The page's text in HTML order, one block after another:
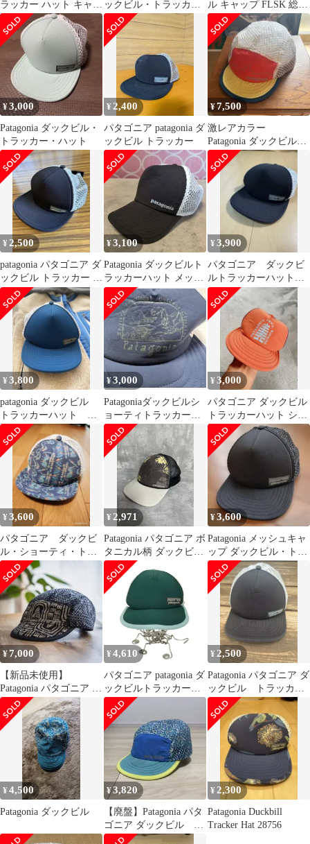
ラッカー ハット キャッ
プ
ックビル・トラッカ
ー・ハット
ル キャップ FLSK 総柄
激レア
¥3,000
Patagonia ダックビル・
トラッカー・ハット
¥ 2,400
パタゴニア patagonia ダ
ックビル トラッカー
¥7,500
激レアカラー
Patagonia ダックビルキ
ャップ パタゴニア
美品
¥2,500
patagonia パタゴニア ダ
ックビル トラッカー ハ
ット ブラック
¥3,100
Patagonia ダックビルト
ラッカーハット メッシ
ュ ブラックホワイト 黒
白
¥3,900
パタゴニア ダックビ
ルトラッカーハット
2019年製 黒
¥3,800
patagonia ダックビル
トラッカーハット キ
ャップ
¥3,000
Patagoniaダックビルシ
ョーティトラッカーハ
ット33490 パタゴニア
¥3,000
パタゴニア ダックビル
トラッカーハット ショ
ーティ patagonia
¥3,600
パタゴニア ダックビ
ル・ショーティ・トラ
ッカー・ハット (キャ
ップ)
¥ 2,971
Patagonia パタゴニア ボ
タニカル柄 ダックビル
トラッカー ベースボー
ル キャップ sizeF/黒
■◆ メンズ
¥3,600
Patagonia メッシュキャ
ップ ダックビル・トラ
ッカー・ハット
¥7,000
【新品未使用】
Patagonia パタゴニア ダ
ックビル FLSK 25FW
¥ 4,610
パタゴニア patagonia ダ
ックビルトラッカーキ
ャップ レディース 表記
無
¥ 2,500
Patagonia パタゴニア ダ
ックビル トラッカ
ー ハット ブラック
¥4,500
Patagonia ダックビル
¥3,820
【廃盤】Patagonia パタ
ゴニア ダックビル
24ss
¥ 2,300
Patagonia Duckbill
Tracker Hat 28756